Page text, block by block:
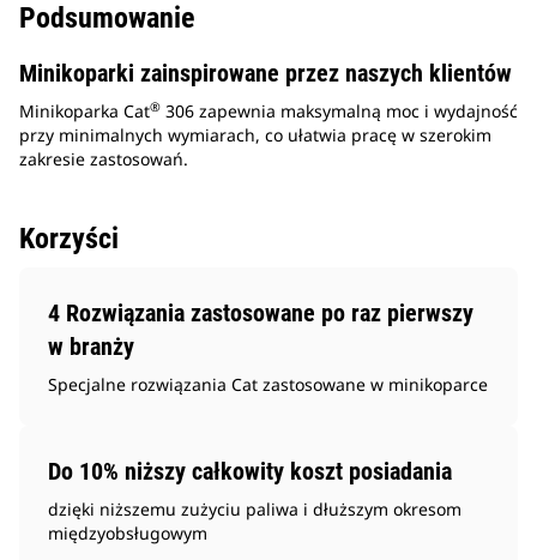
Podsumowanie
Minikoparki zainspirowane przez naszych klientów
Minikoparka Cat® 306 zapewnia maksymalną moc i wydajność
przy minimalnych wymiarach, co ułatwia pracę w szerokim
zakresie zastosowań.
Korzyści
4 Rozwiązania zastosowane po raz pierwszy
w branży
Specjalne rozwiązania Cat zastosowane w minikoparce
Do 10% niższy całkowity koszt posiadania
dzięki niższemu zużyciu paliwa i dłuższym okresom
międzyobsługowym